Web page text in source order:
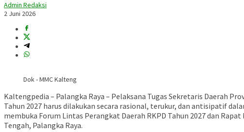
Admin Redaksi
2 Juni 2026
Dok - MMC Kalteng
Kaltengpedia – Palangka Raya – Pelaksana Tugas Sekretaris Daerah
Tahun 2027 harus dilakukan secara rasional, terukur, dan antisipatif
membuka Forum Lintas Perangkat Daerah RKPD Tahun 2027 dan
Tengah, Palangka Raya.